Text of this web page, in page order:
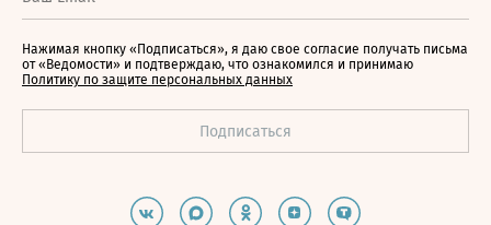
Нажимая кнопку «Подписаться», я даю свое согласие получать письма
от «Ведомости» и подтверждаю, что ознакомился и принимаю
Политику по защите персональных данных